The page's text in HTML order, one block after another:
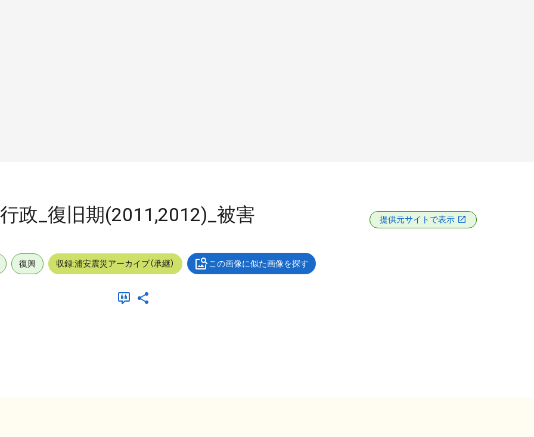
政_復旧期(2011,2012)_被害 提供元サイトで表示
復興 収録:浦安震災アーカイブ（承継） この画像に似た画像を探す